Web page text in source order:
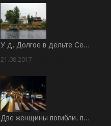
У д. Долгое в дельте Се…
21.08.2017
Две женщины погибли, п…